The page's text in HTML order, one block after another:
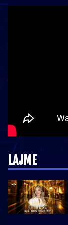
LAJME